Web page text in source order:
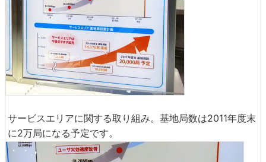
サービスエリアに関する取り組み。基地局数は2011年度末
に2万局になる予定です。